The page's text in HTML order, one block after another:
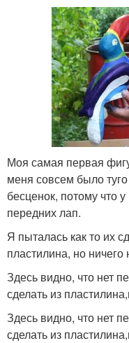
Моя самая первая
меня совсем было
бесценок, потому что
передних лап.
Я пыталась как то их
пластилина, но
Здесь видно, что нет
сделать из
Здесь видно, что нет
сделать из